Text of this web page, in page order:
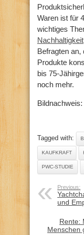
Waren ist für
wichtiges
Nachhaltigkeit
Befragten
Produkte
bis 75-
noch mehr.
Tagged with:
KAUFKRAFT
PWC-STUDIE
Previous:
und
Rente:
Menschen